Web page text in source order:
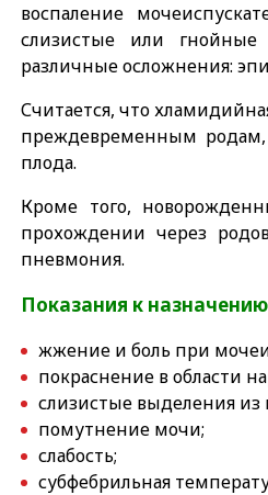
воспаление
слизистые или
различные осложнения:
Считается, что
преждевременным
плода.
Кроме того,
прохождении через
пневмония.
Показания к назначению
жжение и боль при
покраснение в области
слизистые выделения из
помутнение мочи;
слабость;
субфебрильная